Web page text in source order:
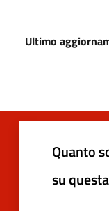
Ultimo
Quanto
su